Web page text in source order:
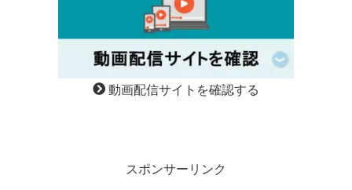
動画配信サイトを確認する
スポンサーリンク